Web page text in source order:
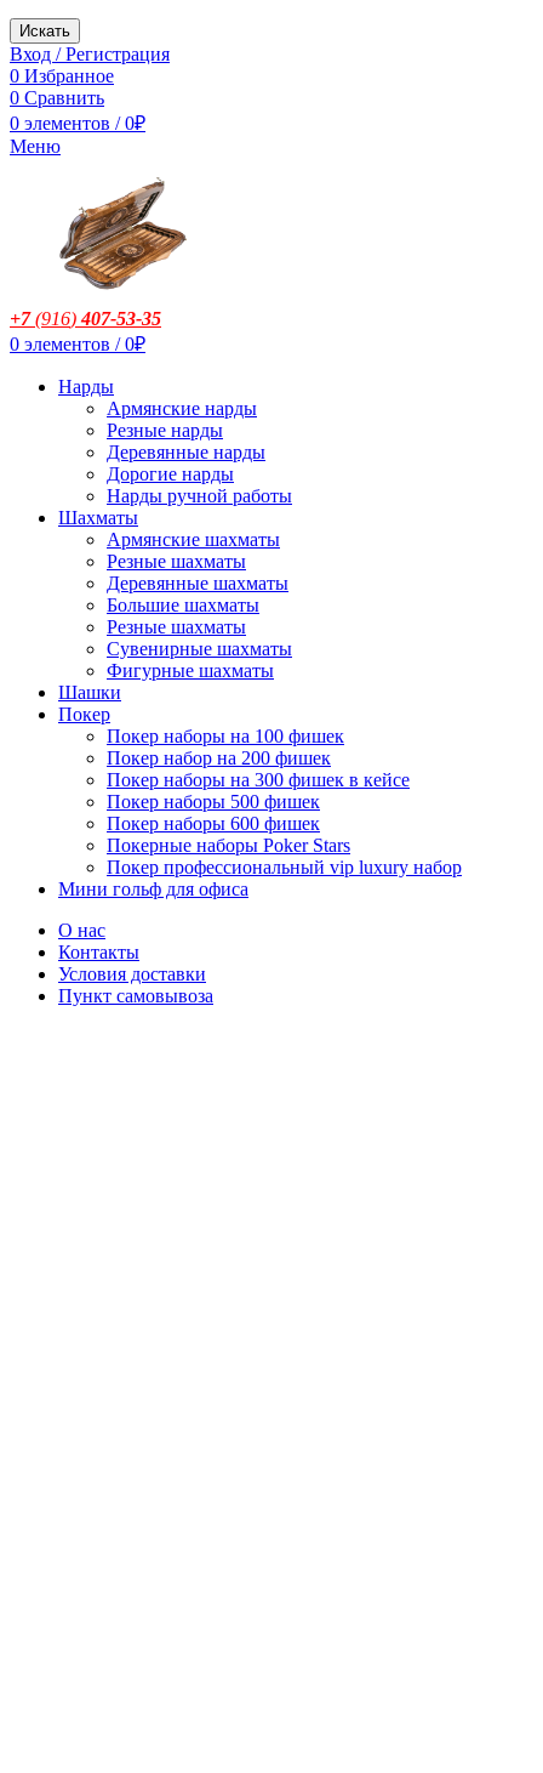
Искать
Вход / Регистрация
0 Избранное
0 Сравнить
0 элементов / 0₽
Меню
+7(916)407-53-35
0 элементов / 0₽
Нарды
Армянские нарды
Резные нарды
Деревянные нарды
Дорогие нарды
Нарды ручной работы
Шахматы
Армянские шахматы
Резные шахматы
Деревянные шахматы
Большие шахматы
Резные шахматы
Сувенирные шахматы
Фигурные шахматы
Шашки
Покер
Покер наборы на 100 фишек
Покер набор на 200 фишек
Покер наборы на 300 фишек в кейсе
Покер наборы 500 фишек
Покер наборы 600 фишек
Покерные наборы Poker Stars
Покер профессиональный vip luxury набор
Мини гольф для офиса
О нас
Контакты
Условия доставки
Пункт самовывоза